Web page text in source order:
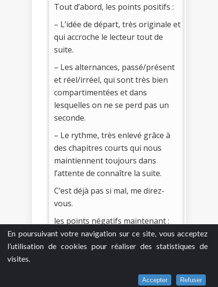
En poursuivant votre navigation sur ce site, vous acceptez
l’utilisation de cookies pour réaliser des statistiques de
visites.
Accepter Refuser
Tout d’abord, les points positifs :
– L’idée de départ, très originale et
qui accroche le lecteur tout de
suite.
– Les alternances, passé/présent
et réel/irréel, qui sont très bien
compartimentées et dans
lesquelles on ne se perd pas un
seconde.
– Le rythme, très enlevé grâce à
des chapitres courts qui nous
maintiennent toujours dans
l’attente de connaître la suite.
C’est déjà pas si mal, me direz-
vous.
les points négatifs maintenant :
– La 4ème de couv, à ne surtout
pas lire si vous de voulez pas
roman avant même de l’avoir